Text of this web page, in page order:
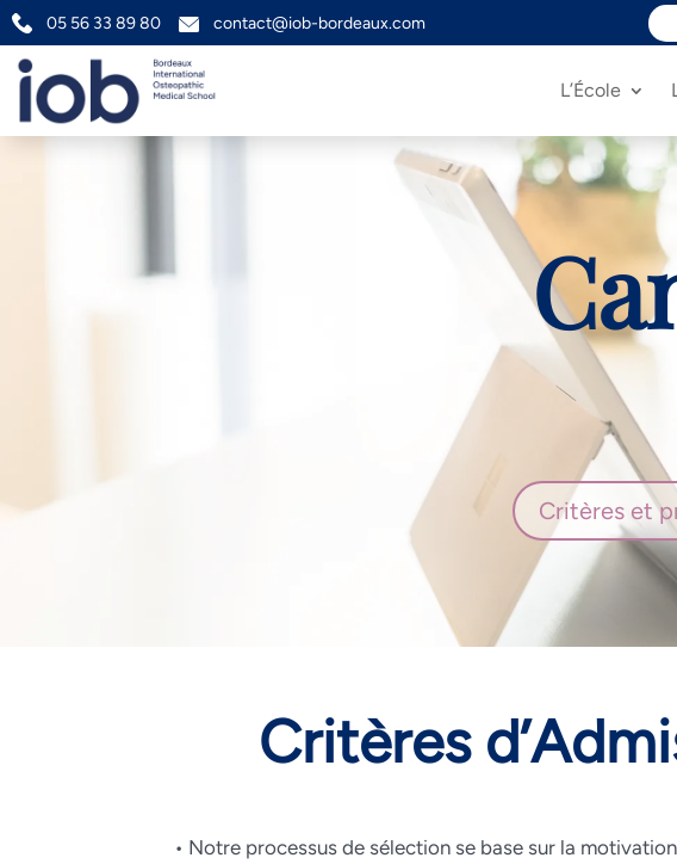
05 56 33 89 80 contact@iob-bordeaux.com
L’École
Critères et
Critères
• Notre processus de sélection se base sur la